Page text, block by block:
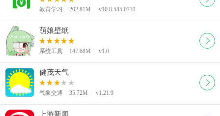
教育学习 202.81M v10.8.585.0731
萌娘壁纸
系统工具 147.68M v1.0
健茂天气
气象交通 35.72M v1.21.9
上游新闻